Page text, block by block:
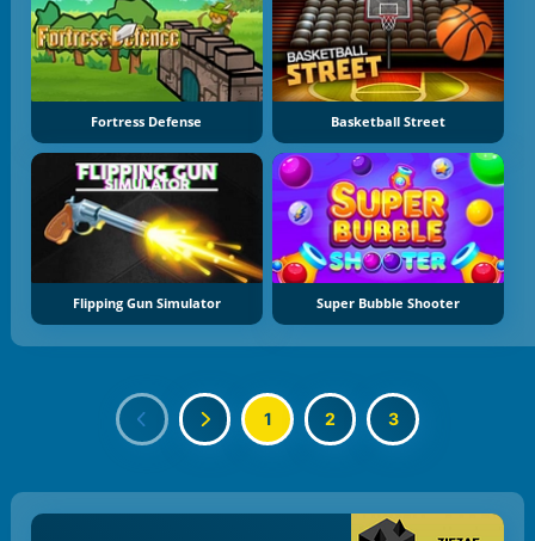
Fortress Defense Basketball Street
Flipping Gun Simulator Super Bubble Shooter
1 2 3